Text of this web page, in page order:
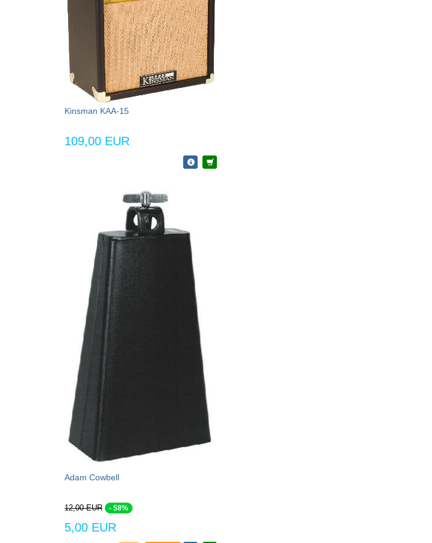
Kinsman KAA-15
109,00 EUR
Adam Cowbell
12,00 EUR - 58%
5,00 EUR